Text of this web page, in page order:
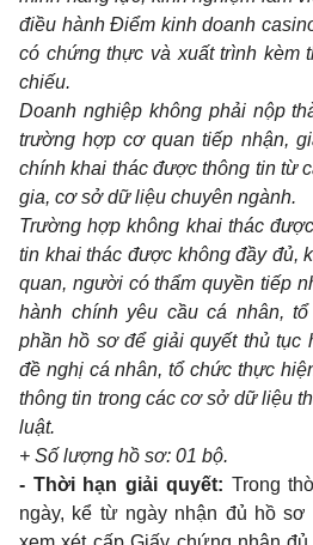
điều hành Điểm kinh doanh
có chứng thực và xuất trình kèm
chiếu.
Doanh nghiệp không phải nộp
trường hợp cơ quan tiếp nhận,
chính khai thác được thông tin từ
gia, cơ sở dữ liệu chuyên ngành.
Trường hợp không khai thác
tin khai thác được không đầy đủ,
quan, người có thẩm quyền tiếp
hành chính yêu cầu cá nhân,
phần hồ sơ để giải quyết thủ tục
đề nghị cá nhân, tổ chức thực
thông tin trong các cơ sở dữ liệu
luật.
+ Số lượng hồ sơ: 01 bộ.
- Thời hạn giải quyết: Trong
ngày, kể từ ngày nhận đủ hồ